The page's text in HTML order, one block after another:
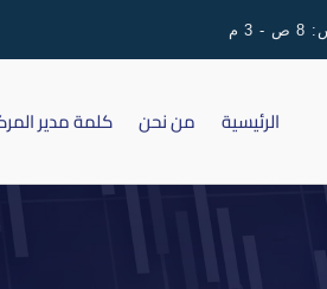
م
الرئيسية من نحن كلمة مدير